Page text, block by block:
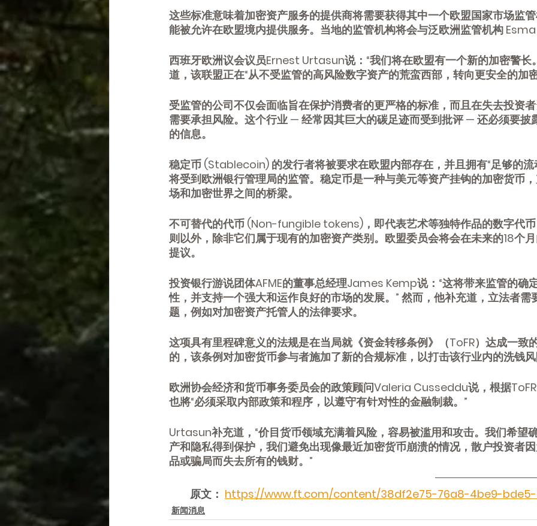
这些标准意味着加密资产服务的提供商将需要获得其中一个欧盟国家市场监
能被允许在欧盟境内提供服务。当地的监管机构将会与泛欧洲监管机构
西班牙欧洲议会议员Ernest Urtasun说：“我们将在欧盟有一个新的加密警长
道，该联盟正在“从不受监管的高风险数字资产的荒蛮西部，转向更安全的加
受监管的公司不仅会面临旨在保护消费者的更严格的标准，而且在失去投资
需要承担风险。这个行业 — 经常因其巨大的碳足迹而受到批评 — 还必须要披
的信息。
稳定币 (Stablecoin) 的发行者将被要求在欧盟内部存在，并且拥有“足够的流
将受到欧洲银行管理局的监管。稳定币是一种与美元等资产挂钩的加密货币
场和加密世界之间的桥梁。
不可替代的代币 (Non-fungible tokens)，即代表艺术等独特作品的数字代
则以外，除非它们属于现有的加密资产类别。欧盟委员会将会在未来的18个
提议。
投资银行游说团体AFME的董事总经理James Kemp说：“这将带来监管的确
性，并支持一个强大和运作良好的市场的发展。” 然而，他补充道，立法者需
题，例如对加密资产托管人的法律要求。
这项具有里程碑意义的法规是在当局就《资金转移条例》（ToFR）达成一致
的，该条例对加密货币参与者施加了新的合规标准，以打击该行业内的洗钱
欧洲协会经济和货币事务委员会的政策顾问Valeria Cusseddu说，根据
也將“必须采取内部政策和程序，以遵守有针对性的金融制裁。”
Urtasun补充道，“价目货币领域充满着风险，容易被滥用和攻击。我们希望
产和隐私得到保护，我们避免出现像最近加密货币崩溃的情况，散户投资者
品或骗局而失去所有的钱财。”
原文： https://www.ft.com/content/38df2e75-76a8-4be9-bde5-
新闻消息